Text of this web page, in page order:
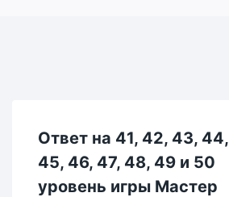
Ответ на 41, 42, 43, 44,
45, 46, 47, 48, 49 и 50
уровень игры Мастер